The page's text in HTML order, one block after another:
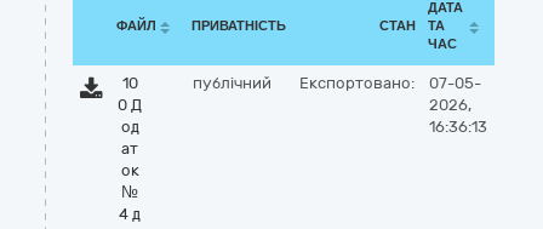
ФАЙЛ ПРИВАТНІСТЬ СТАН
ДАТА
ТА
ЧАС
10
0 Д
од
ат
ок
№
4 д
публічний Експортовано:
07-05-
2026,
16:36:13